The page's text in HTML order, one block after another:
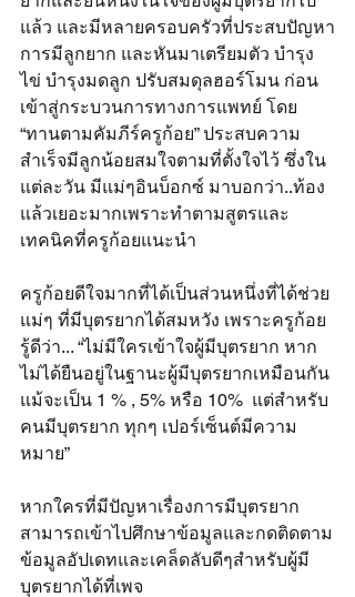
แล้ว และมีหลายครอบครัวที่ประสบปัญหา
การมีลูกยาก และหันมาเตรียมตัว บำรุง
ไข่ บำรุงมดลูก ปรับสมดุลฮอร์โมน ก่อน
เข้าสู่กระบวนการทางการแพทย์ โดย
“ทานตามคัมภีร์ครูก้อย” ประสบความ
สำเร็จมีลูกน้อยสมใจตามที่ตั้งใจไว้ ซึ่งใน
แต่ละวัน มีแม่ๆอินบ็อกซ์ มาบอกว่า..ท้อง
แล้วเยอะมากเพราะทำตามสูตรและ
เทคนิคที่ครูก้อยแนะนำ
ครูก้อยดีใจมากที่ได้เป็นส่วนหนึ่งที่ได้ช่วย
แม่ๆ ที่มีบุตรยากได้สมหวัง เพราะครูก้อย
รู้ดีว่า... “ไม่มีใครเข้าใจผู้มีบุตรยาก หาก
ไม่ได้ยืนอยู่ในฐานะผู้มีบุตรยากเหมือนกัน
แม้จะเป็น 1 % , 5% หรือ 10%  แต่สำหรับ
คนมีบุตรยาก ทุกๆ เปอร์เซ็นต์มีความ
หมาย”
หากใครที่มีปัญหาเรื่องการมีบุตรยาก
สามารถเข้าไปศึกษาข้อมูลและกดติดตาม
ข้อมูลอัปเดทและเคล็ดลับดีๆสำหรับผู้มี
บุตรยากได้ที่เพจ